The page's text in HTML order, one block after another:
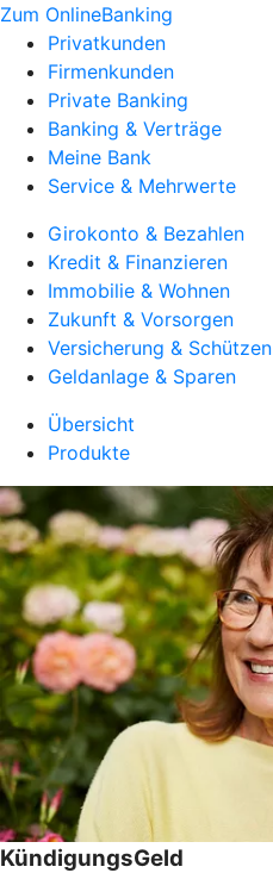
Zum OnlineBanking
Privatkunden
Firmenkunden
Private Banking
Banking & Verträge
Meine Bank
Service & Mehrwerte
Girokonto & Bezahlen
Kredit & Finanzieren
Immobilie & Wohnen
Zukunft & Vorsorgen
Versicherung & Schützen
Geldanlage & Sparen
Übersicht
Produkte
KündigungsGeld